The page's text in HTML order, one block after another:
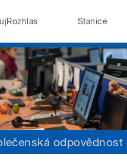
Stanice
odpovědnost